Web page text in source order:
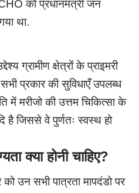
को प्रधानमंत्री जन
था.
ग्रामीण क्षेत्रों के प्राइमरी
प्रकार की सुविधाएँ उपलब्ध
में मरीजो की उत्तम चिकित्सा के
है जिससे वे पुर्णतः स्वस्थ हो
क्या होनी चाहिए?
उन सभी पात्रता मापदंडो पर